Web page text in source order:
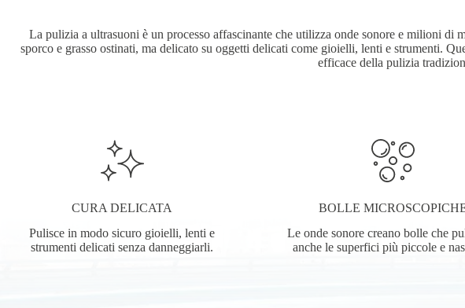
La pulizia a ultrasuoni è un processo affascinante che utilizza onde sonore e milioni
sporco e grasso ostinati, ma delicato su oggetti delicati come gioielli, lenti e strumenti.
efficace della pulizia
CURA DELICATA
Pulisce in modo sicuro gioielli, lenti e
strumenti delicati senza danneggiarli.
BOLLE
Le onde sonore creano bolle che
anche le superfici più piccole e